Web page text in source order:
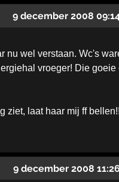
9 december 2008
wel verstaan. Wc's
vroeger! Die goeie
ziet, laat haar mij ff bellen!!
9 december 2008 11:26